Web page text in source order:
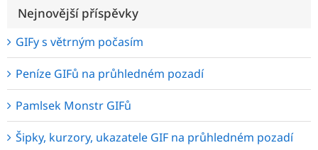
Nejnovější příspěvky
GIFy s větrným počasím
Peníze GIFů na průhledném pozadí
Pamlsek Monstr GIFů
Šipky, kurzory, ukazatele GIF na průhledném pozadí